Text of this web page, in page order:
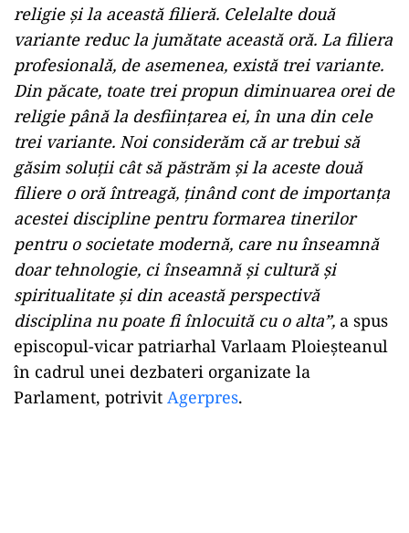
religie şi la această filieră. Celelalte două
variante reduc la jumătate această oră. La filiera
profesională, de asemenea, există trei variante.
Din păcate, toate trei propun diminuarea orei de
religie până la desfiinţarea ei, în una din cele
trei variante. Noi considerăm că ar trebui să
găsim soluţii cât să păstrăm şi la aceste două
filiere o oră întreagă, ţinând cont de importanţa
acestei discipline pentru formarea tinerilor
pentru o societate modernă, care nu înseamnă
doar tehnologie, ci înseamnă şi cultură şi
spiritualitate şi din această perspectivă
disciplina nu poate fi înlocuită cu o alta”, a spus
episcopul-vicar patriarhal Varlaam Ploieşteanul
în cadrul unei dezbateri organizate la
Parlament, potrivit Agerpres.